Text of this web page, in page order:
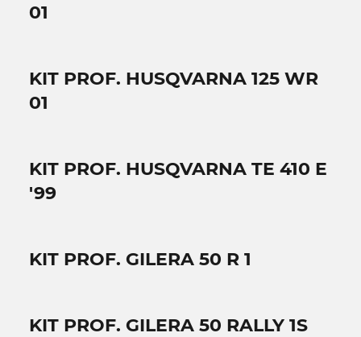
01
KIT PROF. HUSQVARNA 125 WR
01
KIT PROF. HUSQVARNA TE 410 E
'99
KIT PROF. GILERA 50 R 1
KIT PROF. GILERA 50 RALLY 1S